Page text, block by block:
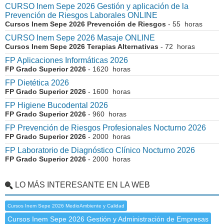
CURSO Inem Sepe 2026 Gestión y aplicación de la
Prevención de Riesgos Laborales ONLINE
Cursos Inem Sepe 2026 Prevención de Riesgos - 55 horas
CURSO Inem Sepe 2026 Masaje ONLINE
Cursos Inem Sepe 2026 Terapias Alternativas - 72 horas
FP Aplicaciones Informáticas 2026
FP Grado Superior 2026 - 1620 horas
FP Dietética 2026
FP Grado Superior 2026 - 1600 horas
FP Higiene Bucodental 2026
FP Grado Superior 2026 - 960 horas
FP Prevención de Riesgos Profesionales Nocturno 2026
FP Grado Superior 2026 - 2000 horas
FP Laboratorio de Diagnóstico Clínico Nocturno 2026
FP Grado Superior 2026 - 2000 horas
LO MÁS INTERESANTE EN LA WEB
Cursos Inem Sepe 2026 MedioAmbiente y Calidad
Cursos Inem Sepe 2026 Gestión y Administración de Empresas